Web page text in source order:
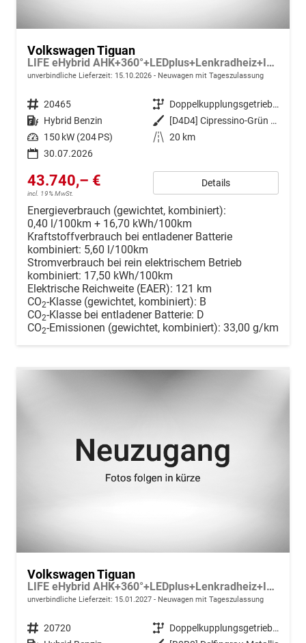
Volkswagen Tiguan
LIFE eHybrid AHK+360°+LEDplus+Lenkradheiz+IQ.Drive+ACC+AppConnect+eHeck
unverbindliche Lieferzeit: 15.10.2026 Neuwagen mit Tageszulassung
Fahrzeugnr. 20465 Getriebe
Doppelkupplungsgetriebe (DSG)
Kraftstoff Hybrid Benzin Außenfarbe
[D4D4] Cipressino-Grün Metallic
Leistung 150 kW (204 PS) Kilometerstand 20 km
30.07.2026
43.740,– €
incl. 19% MwSt.
Details
Energieverbrauch (gewichtet, kombiniert):
0,40 l/100km + 16,70 kWh/100km
Kraftstoffverbrauch bei entladener Batterie
kombiniert: 5,60 l/100km
Stromverbrauch bei rein elektrischem Betrieb
kombiniert: 17,50 kWh/100km
Elektrische Reichweite (EAER): 121 km
CO2-Klasse (gewichtet, kombiniert): B
CO2-Klasse bei entladener Batterie: D
CO2-Emissionen (gewichtet, kombiniert): 33,00 g/km
Volkswagen Tiguan
LIFE eHybrid AHK+360°+LEDplus+Lenkradheiz+IQ.Drive+ACC+AppConnect+eHeck
unverbindliche Lieferzeit: 15.01.2027 Neuwagen mit Tageszulassung
Fahrzeugnr. 20720 Getriebe
Doppelkupplungsgetriebe (DSG)